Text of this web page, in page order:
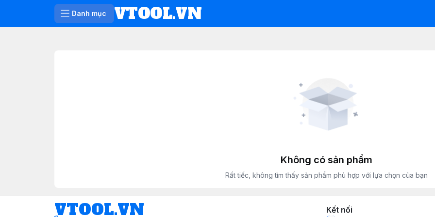
Danh mục VTOOL.VN
Không có sản phẩm
Rất tiếc, không tìm thấy sản phẩm phù hợp với lựa chọn của bạn
VTOOL.VN Kết nối